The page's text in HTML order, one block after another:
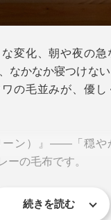
変化、朝や夜の急
、なかなか寝つけ
の毛並みが、優し
ーン）』――「穏や
ーの毛布です。
続きを読む